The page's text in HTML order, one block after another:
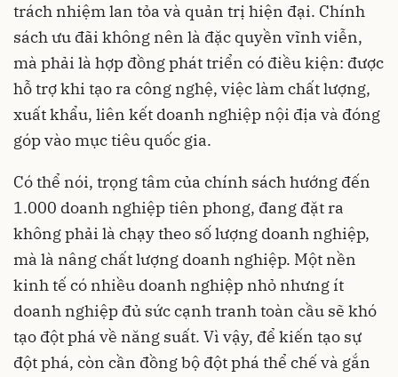
trách nhiệm lan tỏa và quản trị hiện đại. Chính
sách ưu đãi không nên là đặc quyền vĩnh viễn,
mà phải là hợp đồng phát triển có điều kiện: được
hỗ trợ khi tạo ra công nghệ, việc làm chất lượng,
xuất khẩu, liên kết doanh nghiệp nội địa và đóng
góp vào mục tiêu quốc gia.
Có thể nói, trọng tâm của chính sách hướng đến
1.000 doanh nghiệp tiên phong, đang đặt ra
không phải là chạy theo số lượng doanh nghiệp,
mà là nâng chất lượng doanh nghiệp. Một nền
kinh tế có nhiều doanh nghiệp nhỏ nhưng ít
doanh nghiệp đủ sức cạnh tranh toàn cầu sẽ khó
tạo đột phá về năng suất. Vì vậy, để kiến tạo sự
đột phá, còn cần đồng bộ đột phá thể chế và gắn